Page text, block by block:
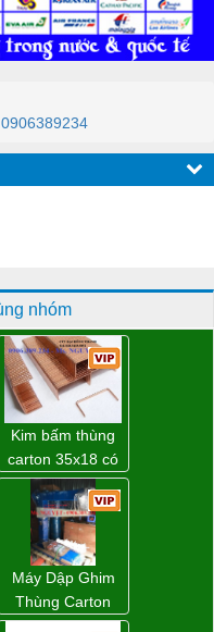
nhóm
Kim bấm thùng
carton 35x18 có
sẵn giá rẻ toàn
quốc
Máy Dập Ghim
Thùng Carton
Wp-1200 Chính